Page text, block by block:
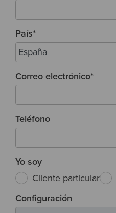
País*
Correo electrónico*
Teléfono
Yo soy
Cliente particular
Configuración